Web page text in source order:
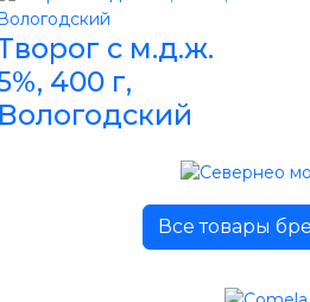
с м.д.ж.
400 г,
Все товары